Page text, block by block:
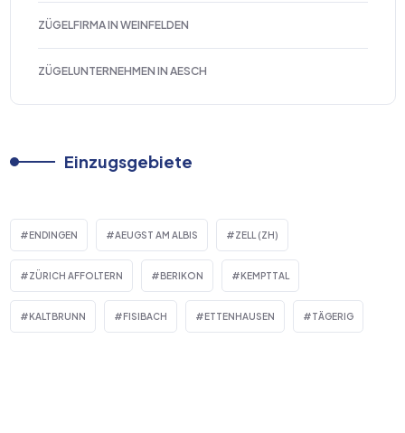
ZÜGELFIRMA IN WEINFELDEN
ZÜGELUNTERNEHMEN IN AESCH
Einzugsgebiete
ENDINGEN AEUGST AM ALBIS ZELL (ZH)
ZÜRICH AFFOLTERN BERIKON KEMPTTAL
KALTBRUNN FISIBACH ETTENHAUSEN TÄGERIG